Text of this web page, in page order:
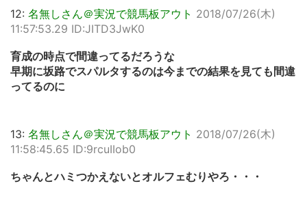
12: 名無しさん＠実況で競馬板アウト 2018/07/26(木)
11:57:53.29 ID:JITD3JwK0
育成の時点で間違ってるだろうな
早期に坂路でスパルタするのは今までの結果を見ても間違
ってるのに
13: 名無しさん＠実況で競馬板アウト 2018/07/26(木)
11:58:45.65 ID:9rcuIIob0
ちゃんとハミつかえないとオルフェむりやろ・・・